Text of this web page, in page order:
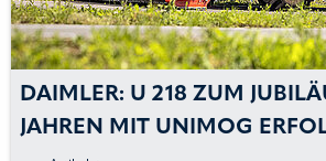
DAIMLER: U 218 ZUM
JAHREN MIT UNIMOG